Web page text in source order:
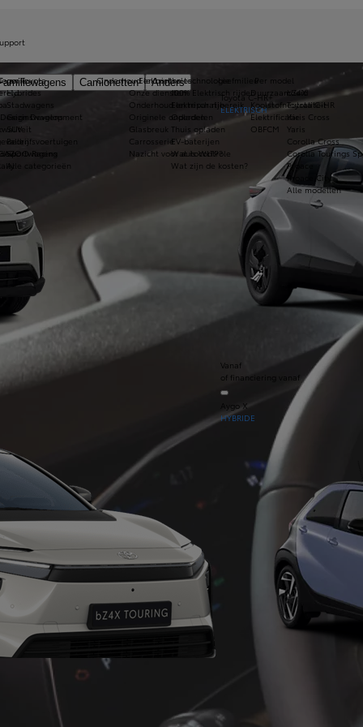
Camionetten
Anders
Toyota C-HR+
ELEKTRISCH
Vanaf
of financiering vanaf
Aygo X
HYBRIDE
Vanaf
Hybrides
Stadwagens
Gezinswagens
SUV
Bedrijfsvoertuigen
Sportwagens
Alle categorieën
Per model
bZ4X
Toyota C-HR
Yaris Cross
Yaris
Corolla Cross
Corolla Tourings
Proace
Proace City
Alle modellen
Onderhoud en controles
Onze diensten
Onderhoud en reparatie
Originele onderdelen
Glasbreuk
Carrosserie
Nazicht voor autocontrole
Elektrische technologie
100% Elektrisch rijden
Elektrisch rijbereik
Opladen
Thuis opladen
EV-baterijen
Wat is WLTP?
Wat zijn de kosten?
van Toyota
Development
Racing
Leefmilieu
Duurzaamheid
Koolstofneutraliteit
Elektrificatie
OBFCM